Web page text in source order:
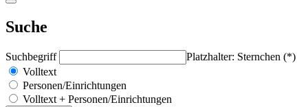
Suche
Suchbegriff
Platzhalter: Sternchen (*)
Volltext
Personen/Einrichtungen
Volltext + Personen/Einrichtungen